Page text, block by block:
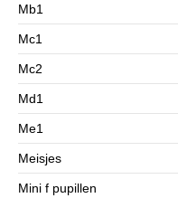
Mb1
Mc1
Mc2
Md1
Me1
Meisjes
Mini f pupillen